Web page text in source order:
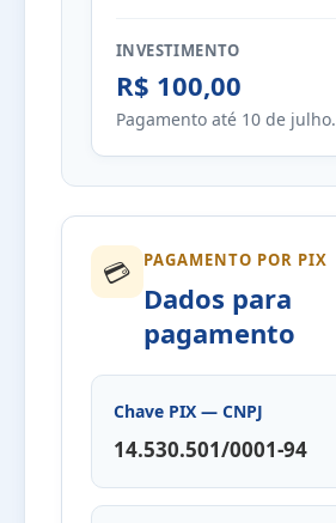
INVESTIMENTO
R$ 100,00
Pagamento até 10 de julho.
💳 PAGAMENTO POR PIX
Dados para
pagamento
Chave PIX — CNPJ
14.530.501/0001-94